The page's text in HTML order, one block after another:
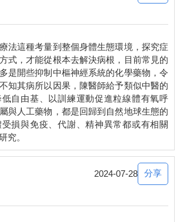
生乳酸的狀態下運動，就能訓練全身的粒
體因而更健康，運動員的表現也會更好。研
，也就是説，不要小看低強度運動，必須有
倒過來，高強度運動占大部分的話，可能長
因為過度運動會誘導細胞凋亡。
應該要可以輕鬆聊天
酸堆積量（lactate accumulation），以及最
）來判斷一個人從事的訓練是在哪一個區，
很不實用。比較簡便的方法就是憑感覺：
可以輕鬆地和旁人聊天，但無法唱歌，如
可能知道你在運動，但你們的對話可以非常
每句話，表示運動強度太高了。
斷大家正在做的運動屬於哪一區，例如第
在最大心跳的60～70%，第五區則控制在90
法這種考量到整個身體生態環境，探究症
式，才能從根本去解決病根，目前常見的
是開些抑制中樞神經系統的化學藥物，令
知其病所以因果，陳醫師給予類似中醫的
自由基、以訓練運動促進粒線體有氧呼
與人工藥物，都是回歸到自然地球生態的
損與免疫、代謝、精神異常都或有相關
2024-07-28 分享